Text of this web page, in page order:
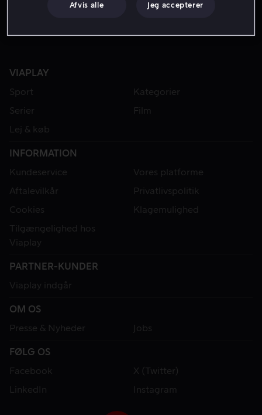
VIAPLAY
Sport
Kategorier
Serier
Film
Lej & køb
INFORMATION
Kundeservice
Vores platforme
Aftalevilkår
Privatlivspolitik
Cookies
Klagemulighed
Tilgængelighed hos
Viaplay
PARTNER-KUNDER
Viaplay indgår
OM OS
Presse & Nyheder
Jobs
FØLG OS
Facebook
X (Twitter)
LinkedIn
Instagram
Afvis alle Jeg accepterer